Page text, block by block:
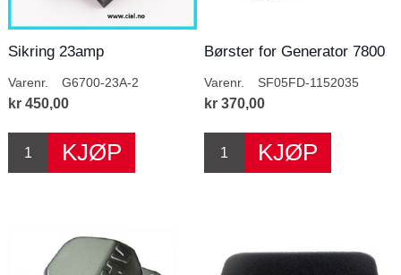
Sikring 23amp
Varenr. G6700-23A-2
kr 450,00
Børster for Generator 7800
Varenr. SF05FD-1152035
kr 370,00